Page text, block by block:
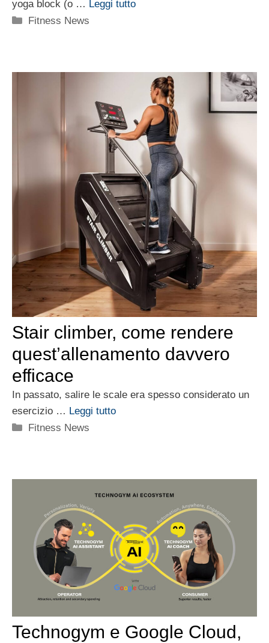
yoga block (o … Leggi tutto
Categorie
Fitness News
Stair climber, come rendere
quest’allenamento davvero
efficace
In passato, salire le scale era spesso considerato un
esercizio … Leggi tutto
Categorie
Fitness News
Technogym e Google Cloud,